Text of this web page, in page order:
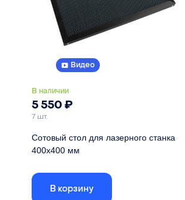
Видео
В наличии
5 550₽
7 шт.
Сотовый стол для лазерного станка
400х400 мм
Габариты стола указаны по внешней рамке,
размер ячеистого поля - 356х356
В корзину